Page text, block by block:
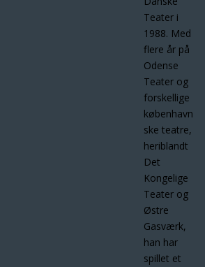
Teater i
1988. Med
flere år på
Odense
Teater og
forskellige
københavn
ske teatre,
heriblandt
Det
Kongelige
Teater og
Østre
Gasværk,
han har
spillet et